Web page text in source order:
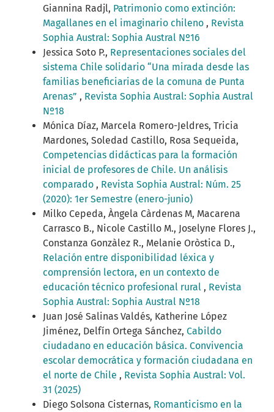
Giannina Radjl, Patrimonio como extinción:
Magallanes en el imaginario chileno , Revista
Sophia Austral: Sophia Austral Nº16
Jessica Soto P., Representaciones sociales del
sistema Chile solidario “Una mirada desde las
familias beneficiarias de la comuna de Punta
Arenas” , Revista Sophia Austral: Sophia Austral
Nº18
Mónica Díaz, Marcela Romero-Jeldres, Tricia
Mardones, Soledad Castillo, Rosa Sequeida,
Competencias didácticas para la formación
inicial de profesores de Chile. Un análisis
comparado , Revista Sophia Austral: Núm. 25
(2020): 1er Semestre (enero-junio)
Milko Cepeda, Àngela Càrdenas M, Macarena
Carrasco B., Nicole Castillo M., Joselyne Flores J.,
Constanza Gonzàlez R., Melanie Oròstica D.,
Relación entre disponibilidad léxica y
comprensión lectora, en un contexto de
educación técnico profesional rural , Revista
Sophia Austral: Sophia Austral Nº18
Juan José Salinas Valdés, Katherine López
Jiménez, Delfín Ortega Sánchez, Cabildo
ciudadano en educación básica. Convivencia
escolar democrática y formación ciudadana en
el norte de Chile , Revista Sophia Austral: Vol.
31 (2025)
Diego Solsona Cisternas, Romanticismo en la